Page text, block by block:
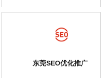
东莞SEO优化推广